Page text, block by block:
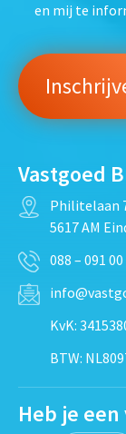
en mij te
Vastgoed
Philitelaan
5617 AM
088 – 091 00
KvK:
BTW:
Heb je een